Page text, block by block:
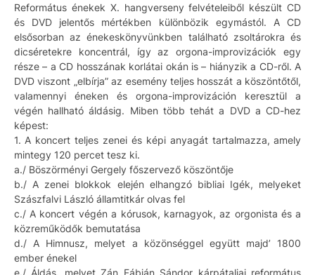
Református énekek X. hangverseny felvételeiből készült CD
és DVD jelentős mértékben különbözik egymástól. A CD
elsősorban az énekeskönyvünkben található zsoltárokra és
dicséretekre koncentrál, így az orgona-improvizációk egy
része – a CD hosszának korlátai okán is – hiányzik a CD-ről. A
DVD viszont „elbírja” az esemény teljes hosszát a köszöntőtől,
valamennyi éneken és orgona-improvizáción keresztül a
végén hallható áldásig. Miben több tehát a DVD a CD-hez
képest:
1. A koncert teljes zenei és képi anyagát tartalmazza, amely
mintegy 120 percet tesz ki.
a./ Böszörményi Gergely főszervező köszöntője
b./ A zenei blokkok elején elhangzó bibliai Igék, melyeket
Szászfalvi László államtitkár olvas fel
c./ A koncert végén a kórusok, karnagyok, az orgonista és a
közreműködők bemutatása
d./ A Himnusz, melyet a közönséggel együtt majd’ 1800
ember énekel
e./ Áldás, melyet Zán Fábián Sándor kárpátaljai református